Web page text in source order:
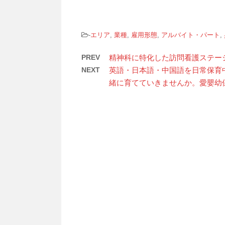
-エリア 業種 雇用形態 アルバイト・パート
PREV 精神科に特化した訪問看護ステ
NEXT
英語・日本語・中国語を日常保
緒に育てていきませんか。愛嬰幼